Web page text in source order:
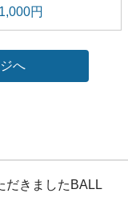
円
だきましたBALL